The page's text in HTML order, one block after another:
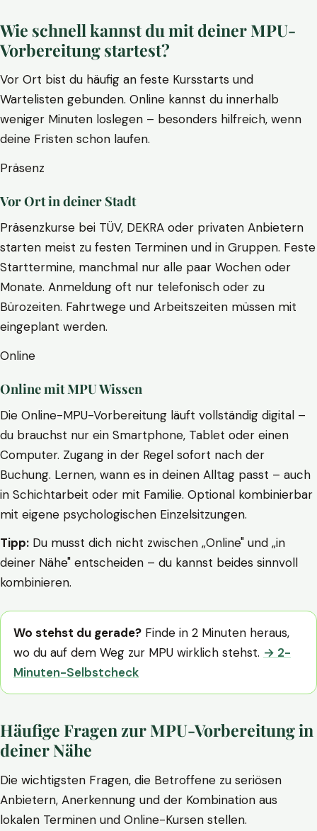
Wie schnell kannst du mit deiner MPU-
Vorbereitung startest?
Vor Ort bist du häufig an feste Kursstarts und
Wartelisten gebunden. Online kannst du innerhalb
weniger Minuten loslegen – besonders hilfreich, wenn
deine Fristen schon laufen.
Präsenz
Vor Ort in deiner Stadt
Präsenzkurse bei TÜV, DEKRA oder privaten Anbietern
starten meist zu festen Terminen und in Gruppen. Feste
Starttermine, manchmal nur alle paar Wochen oder
Monate. Anmeldung oft nur telefonisch oder zu
Bürozeiten. Fahrtwege und Arbeitszeiten müssen mit
eingeplant werden.
Online
Online mit MPU Wissen
Die Online-MPU-Vorbereitung läuft vollständig digital –
du brauchst nur ein Smartphone, Tablet oder einen
Computer. Zugang in der Regel sofort nach der
Buchung. Lernen, wann es in deinen Alltag passt – auch
in Schichtarbeit oder mit Familie. Optional kombinierbar
mit eigene psychologischen Einzelsitzungen.
Tipp: Du musst dich nicht zwischen „Online" und „in
deiner Nähe" entscheiden – du kannst beides sinnvoll
kombinieren.
Wo stehst du gerade? Finde in 2 Minuten heraus,
wo du auf dem Weg zur MPU wirklich stehst. → 2-
Minuten-Selbstcheck
Häufige Fragen zur MPU-Vorbereitung in
deiner Nähe
Die wichtigsten Fragen, die Betroffene zu seriösen
Anbietern, Anerkennung und der Kombination aus
lokalen Terminen und Online-Kursen stellen.